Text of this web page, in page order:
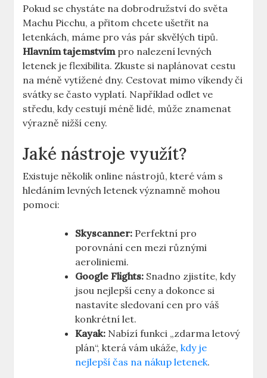
Pokud se chystáte na dobrodružství do světa
Machu Picchu, a přitom chcete ušetřit na
letenkách, máme pro vás pár skvělých tipů.
Hlavním tajemstvímpro nalezení levných
letenek je flexibilita. Zkuste si naplánovat cestu
na méně vytížené dny. Cestovat mimo víkendy či
svátky se často vyplatí. Například odlet ve
středu, kdy cestují méně lidé, může znamenat
výrazně nižší ceny.
Jaké nástroje využít?
Existuje několik online nástrojů, které vám s
hledáním levných letenek významně mohou
pomoci:
Skyscanner: Perfektní pro
porovnání cen mezi různými
aeroliniemi.
Google Flights: Snadno zjistíte, kdy
jsou nejlepší ceny a dokonce si
nastavíte sledovaní cen pro váš
konkrétní let.
Kayak: Nabízí funkci „zdarma letový
plán“, která vám ukáže,kdy je
nejlepší čas na nákup letenek.